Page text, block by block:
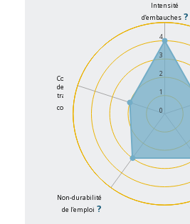
0
1
2
3
4
Intensité
d’embauches?
Non-durabilité
de l’emploi ?
Conditions
de
travail
contraignantes
?